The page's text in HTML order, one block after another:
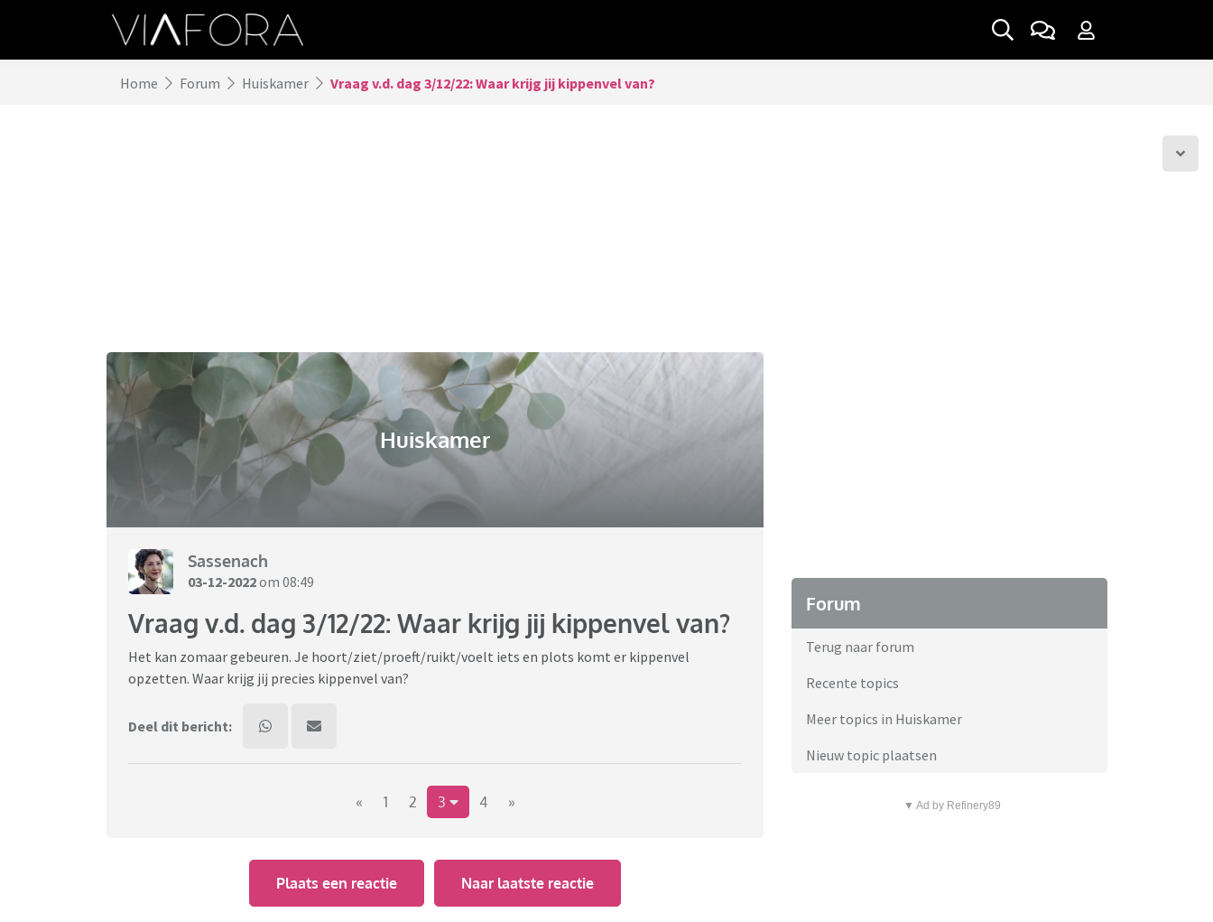
Home Forum Huiskamer Vraag v.d. dag 3/12/22: Waar krijg jij kippenvel van?
Huiskamer
Sassenach
03-12-2022om 08:49
Vraag v.d. dag 3/12/22: Waar krijg jij kippenvel van?
Het kan zomaar gebeuren. Je hoort/ziet/proeft/ruikt/voelt iets en plots komt er kippenvel
opzetten. Waar krijg jij precies kippenvel van?
Deel dit bericht:
« 1 2 3 4 »
Plaats een reactie Naar laatste reactie
Forum
Terug naar forum
Recente topics
Meer topics in Huiskamer
Nieuw topic plaatsen
▼ Ad by Refinery89